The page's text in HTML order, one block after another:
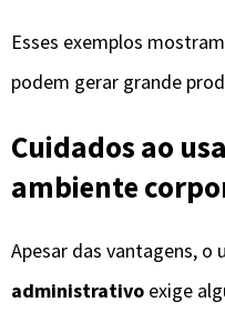
Esses exemplos
podem gerar grande
Cuidados ao
ambiente
Apesar das vantagens, o
administrativo exige